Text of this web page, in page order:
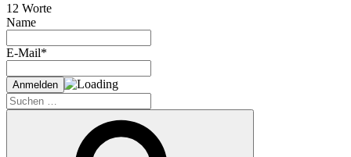
12 Worte
Name
E-Mail*
Suche
nach: